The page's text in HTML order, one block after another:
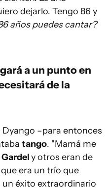
dejarlo. Tengo 86 y
años puedes cantar?
a un punto en
de la
–para entonces
tango. "Mamá me
Gardely otros eran de
que era un trío que
éxito extraordinario